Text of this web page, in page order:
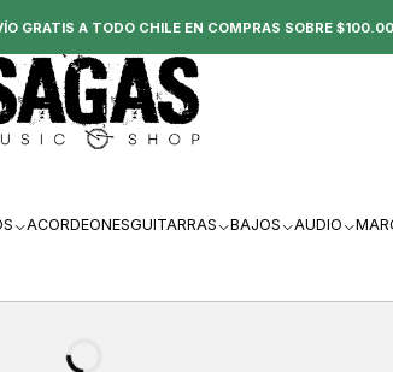
ACORDEONESGUITARRAS BAJOS AUDIO
GRATIS A TODO CHILE EN COMPRAS SOBRE